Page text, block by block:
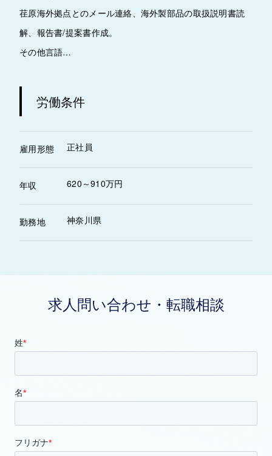
荏原海外拠点とのメール連絡、海外製部品の取扱説明書読
解、報告書/提案書作成。
その他言語…
労働条件
雇用形態 正社員
年収 620～910万円
勤務地 神奈川県
求人問い合わせ・転職相談